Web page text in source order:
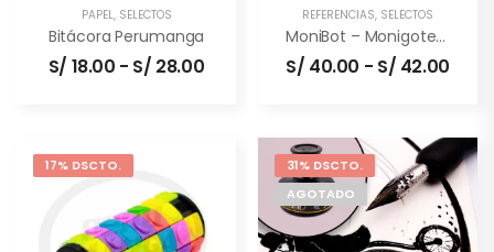
PAPEL, SELECTOS
Bitácora Perumanga
S/ 18.00 - S/ 28.00
REFERENCIAS, SELECTOS
MoniBot – Monigote Articulable
S/ 40.00 - S/ 42.00
17% DSCTO.
31% DSCTO.
AGOTADO